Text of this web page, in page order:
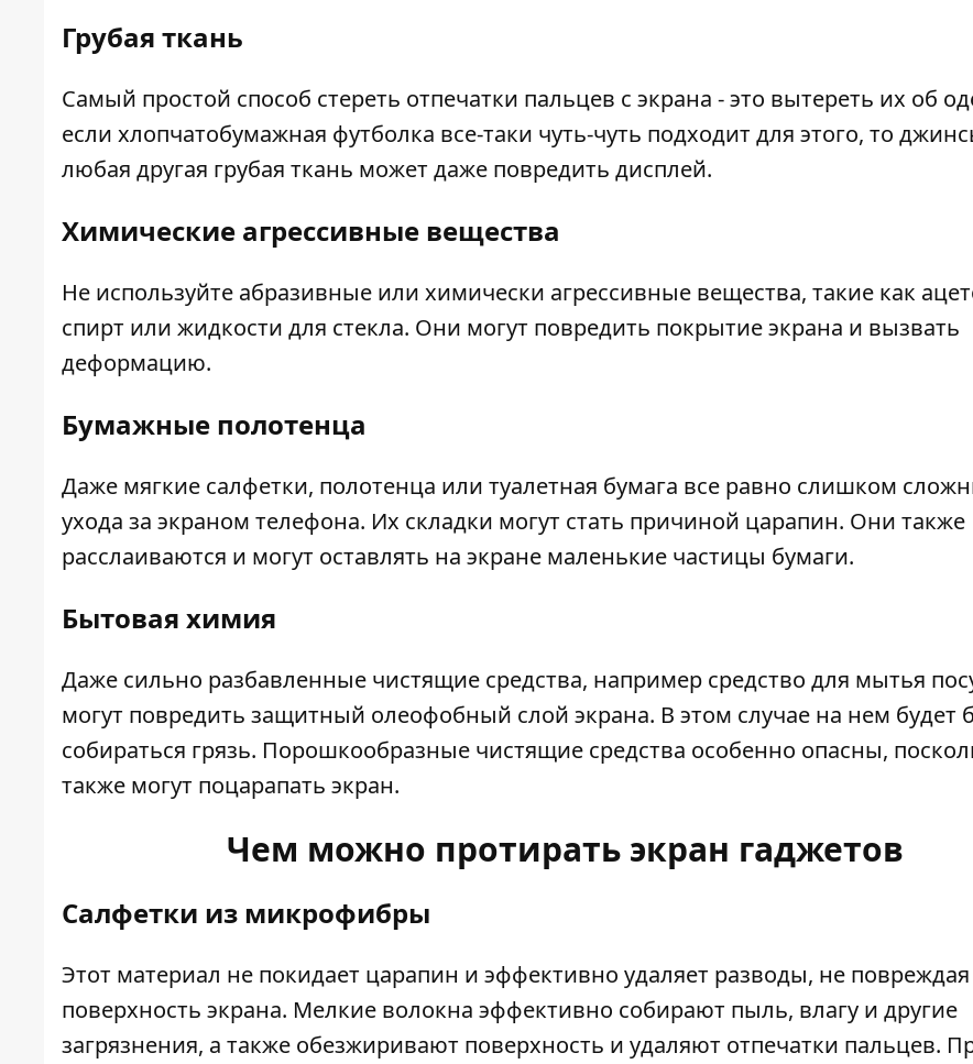
Грубая ткань
Самый простой способ стереть отпечатки пальцев с экрана - это вытереть их об
если хлопчатобумажная футболка все-таки чуть-чуть подходит для этого, то
любая другая грубая ткань может даже повредить дисплей.
Химические агрессивные вещества
Не используйте абразивные или химически агрессивные вещества, такие как
спирт или жидкости для стекла. Они могут повредить покрытие экрана и вызвать
деформацию.
Бумажные полотенца
Даже мягкие салфетки, полотенца или туалетная бумага все равно слишком
ухода за экраном телефона. Их складки могут стать причиной царапин. Они также
расслаиваются и могут оставлять на экране маленькие частицы бумаги.
Бытовая химия
Даже сильно разбавленные чистящие средства, например средство для мытья
могут повредить защитный олеофобный слой экрана. В этом случае на нем будет
собираться грязь. Порошкообразные чистящие средства особенно опасны,
также могут поцарапать экран.
Чем можно протирать экран гаджетов
Салфетки из микрофибры
Этот материал не покидает царапин и эффективно удаляет разводы, не повреждая
поверхность экрана. Мелкие волокна эффективно собирают пыль, влагу и другие
загрязнения, а также обезжиривают поверхность и удаляют отпечатки пальцев.